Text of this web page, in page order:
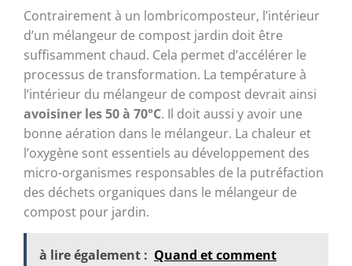
Contrairement à un lombricomposteur, l’intérieur
d’un mélangeur de compost jardin doit être
suffisamment chaud. Cela permet d’accélérer le
processus de transformation. La température à
l’intérieur du mélangeur de compost devrait ainsi
avoisiner les 50 à 70°C. Il doit aussi y avoir une
bonne aération dans le mélangeur. La chaleur et
l’oxygène sont essentiels au développement des
micro-organismes responsables de la putréfaction
des déchets organiques dans le mélangeur de
compost pour jardin.
à lire également : Quand et comment